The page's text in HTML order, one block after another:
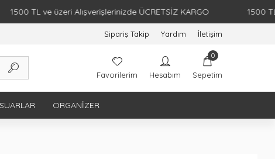
ve üzeri Alışverişlerinizde ÜCRETSİZ KARGO 1500 TL ve
Sipariş Takip Yardım İletişim
Favorilerim Hesabım
0
Sepetim
ORGANIZER